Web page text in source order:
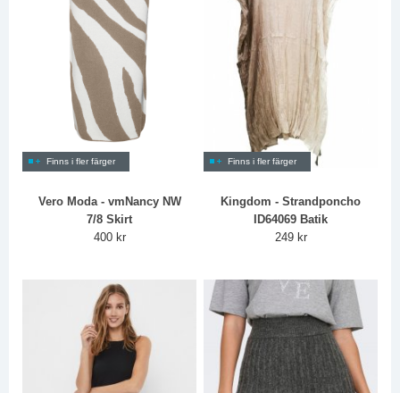
Finns i fler färger
Vero Moda - vmNancy NW
7/8 Skirt
400 kr
Finns i fler färger
Kingdom - Strandponcho
ID64069 Batik
249 kr